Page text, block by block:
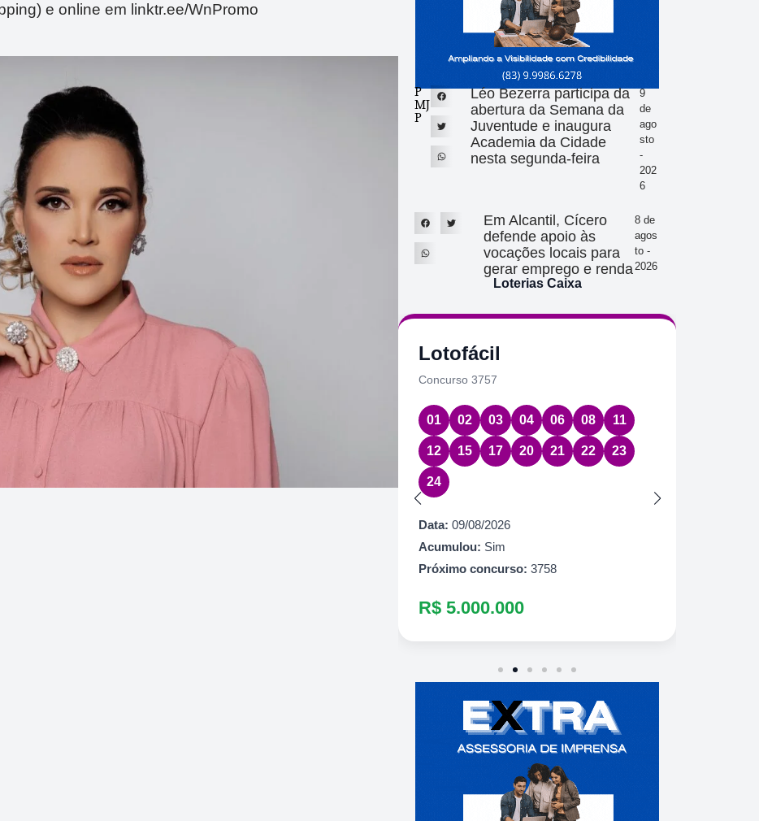
e online em linktr.ee/WnPromo
P
MJ
P
Léo Bezerra participa da
abertura da Semana da
Juventude e inaugura
Academia da Cidade
nesta segunda-feira
9
de
ago
sto
-
202
6
Em Alcantil, Cícero
defende apoio às
vocações locais para
gerar emprego e renda
8 de
agos
to -
2026
Loterias Caixa
36 02 05 10 40
09/08/2026
Acumulou:Não
Lotofácil
Concurso 3757
01 02 03 04 06 08 11
12 15 17 20 21 22 23
24
Data: 09/08/2026
Acumulou: Sim
Próximo concurso: 3758
R$ 5.000.000